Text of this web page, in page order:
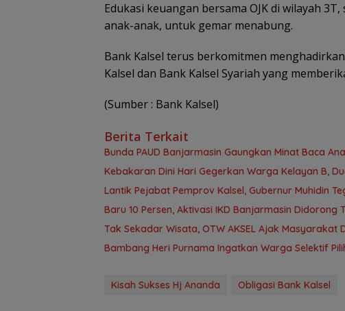
Edukasi keuangan bersama OJK di wilayah
anak-anak, untuk gemar menabung.
Bank Kalsel terus berkomitmen
Kalsel dan Bank Kalsel Syariah yang
(Sumber : Bank Kalsel)
Berita Terkait
Bunda PAUD Banjarmasin Gaungkan Minat Baca
Kebakaran Dini Hari Gegerkan Warga Kelayan B,
Lantik Pejabat Pemprov Kalsel, Gubernur Muhidin
Baru 10 Persen, Aktivasi IKD Banjarmasin Didorong
Tak Sekadar Wisata, OTW AKSEL Ajak Masyarakat
Bambang Heri Purnama Ingatkan Warga Selektif
Kisah Sukses Hj Ananda Obligasi Bank Kalsel